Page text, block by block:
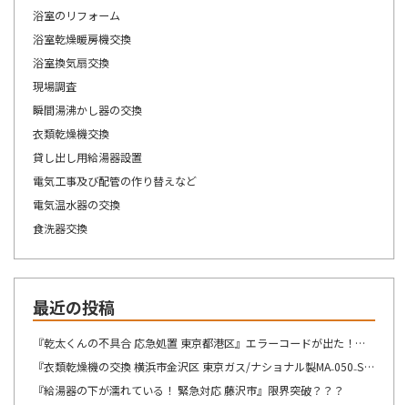
浴室のリフォーム
浴室乾燥暖房機交換
浴室換気扇交換
現場調査
瞬間湯沸かし器の交換
衣類乾燥機交換
貸し出し用給湯器設置
電気工事及び配管の作り替えなど
電気温水器の交換
食洗器交換
最近の投稿
『乾太くんの不具合 応急処置 東京都港区』エラーコードが出た！！！
『衣類乾燥機の交換 横浜市金沢区 東京ガス/ナショナル製MA₋050₋ST→リンナイ製RDT-54S-SV へ交換』想像が出来ないですね・・・
『給湯器の下が濡れている！ 緊急対応 藤沢市』限界突破？？？